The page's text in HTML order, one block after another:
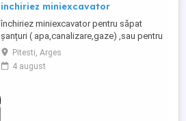
inchiriez miniexcavator
închiriez miniexcavator pentru săpat
șanțuri ( apa,canalizare,gaze) ,sau pentru
temelii de gard sau case. putem sa
încărcăm molozul provenit din demolări ,
nivelam curți, facem orice ce se poate
Pitesti, Arges
4 august